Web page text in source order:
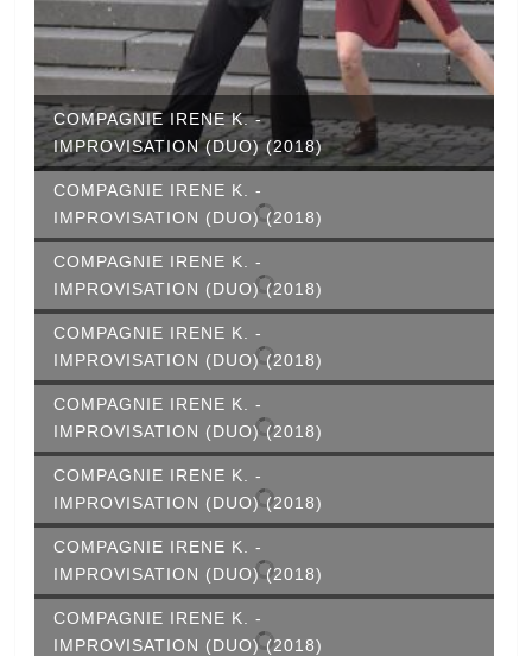
COMPAGNIE IRENE K. -
IMPROVISATION (DUO) (2018)
COMPAGNIE IRENE K. -
IMPROVISATION (DUO) (2018)
COMPAGNIE IRENE K. -
IMPROVISATION (DUO) (2018)
COMPAGNIE IRENE K. -
IMPROVISATION (DUO) (2018)
COMPAGNIE IRENE K. -
IMPROVISATION (DUO) (2018)
COMPAGNIE IRENE K. -
IMPROVISATION (DUO) (2018)
COMPAGNIE IRENE K. -
IMPROVISATION (DUO) (2018)
COMPAGNIE IRENE K. -
IMPROVISATION (DUO) (2018)